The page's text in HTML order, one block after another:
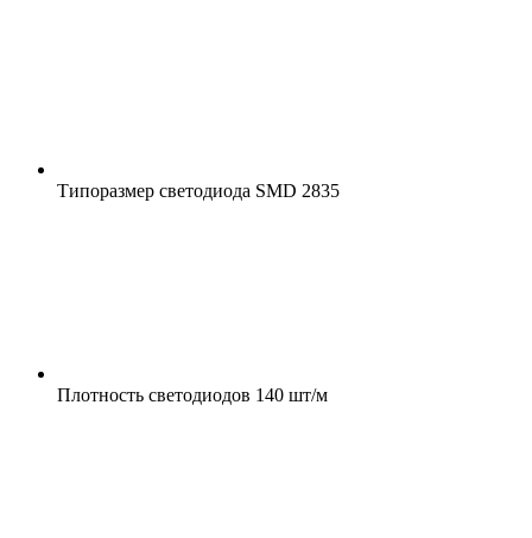
Типоразмер светодиода SMD 2835
Плотность светодиодов 140 шт/м